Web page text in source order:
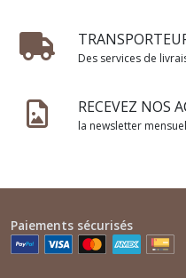
Des services de
RECEVEZ NOS
la newsletter
Paiements sécurisés